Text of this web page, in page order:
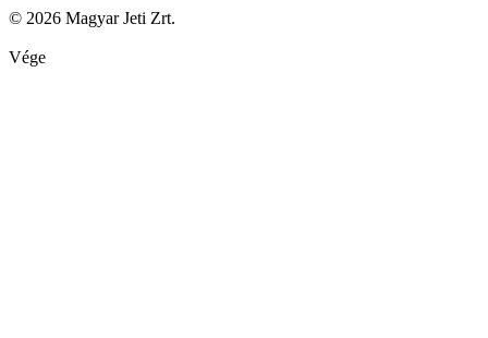
© 2026 Magyar Jeti Zrt.
Vége